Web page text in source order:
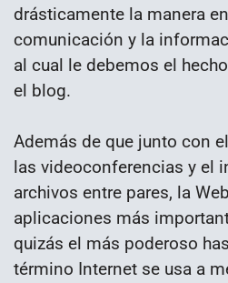
drásticamente la manera
comunicación y la
al cual le debemos el
el blog.
Además de que junto con
las videoconferencias y el
archivos entre pares, la
aplicaciones más
quizás el más poderoso
término Internet se usa a